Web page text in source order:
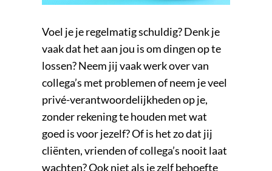
Voel je je regelmatig schuldig? Denk je
vaak dat het aan jou is om dingen op te
lossen? Neem jij vaak werk over van
collega’s met problemen of neem je veel
privé-verantwoordelijkheden op je,
zonder rekening te houden met wat
goed is voor jezelf? Of is het zo dat jij
cliënten, vrienden of collega’s nooit laat
wachten? Ook niet als je zelf behoefte